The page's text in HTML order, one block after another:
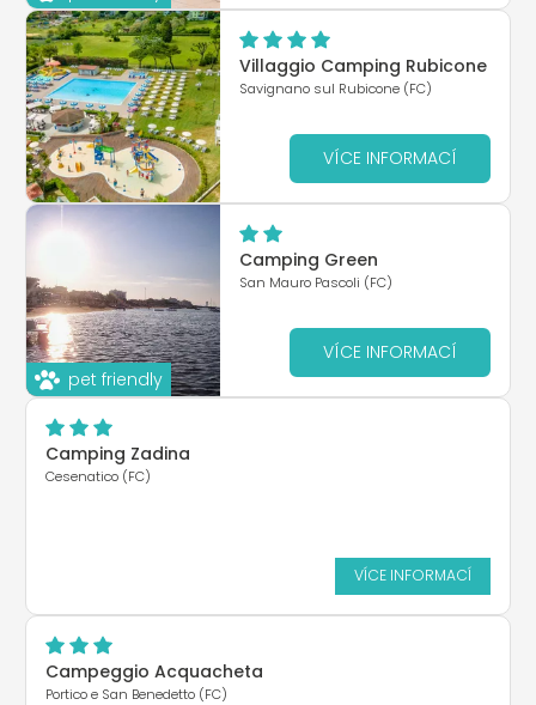
Villaggio Camping Rubicone
Savignano sul Rubicone (FC)
VÍCE INFORMACÍ
pet friendly
Camping Green
San Mauro Pascoli (FC)
VÍCE INFORMACÍ
Camping Zadina
Cesenatico (FC)
VÍCE INFORMACÍ
Campeggio Acquacheta
Portico e San Benedetto (FC)